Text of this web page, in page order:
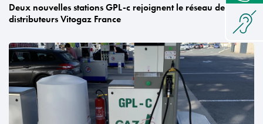
Deux nouvelles stations GPL-c rejoignent le réseau de
distributeurs Vitogaz France